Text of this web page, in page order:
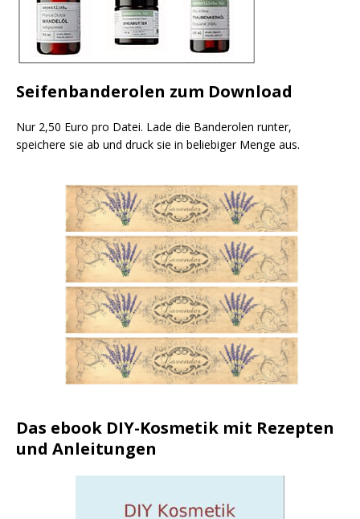
Seifenbanderolen zum Download
Nur 2,50 Euro pro Datei. Lade die Banderolen runter,
speichere sie ab und druck sie in beliebiger Menge aus.
Das ebook DIY-Kosmetik mit Rezepten
und Anleitungen